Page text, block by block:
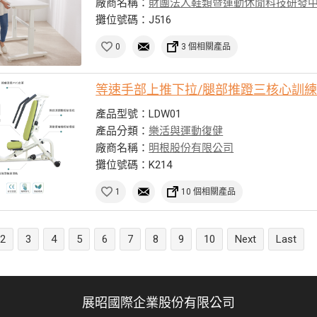
廠商名稱： 財團法人鞋類暨運動休閒科技研發
攤位號碼：J516
0 3 個相關產品
等速手部上推下拉/腿部推蹬三核心訓練
產品型號：LDW01
產品分類：樂活與運動復健
廠商名稱： 明根股份有限公司
攤位號碼：K214
1 10 個相關產品
2 3 4 5 6 7 8 9 10 Next Last
展昭國際企業股份有限公司